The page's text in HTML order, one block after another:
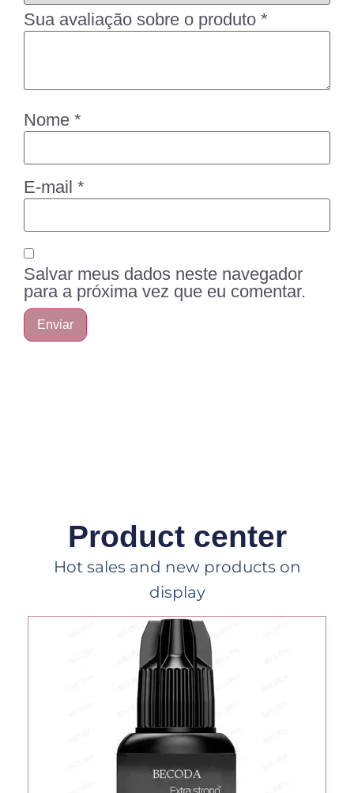
Sua avaliação sobre o produto *
Nome *
E-mail *
Salvar meus dados neste navegador
para a próxima vez que eu comentar.
Product center
Hot sales and new products on
display